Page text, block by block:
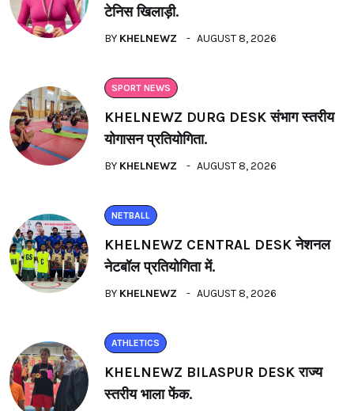
टेनिस खिलाड़ी.
BY KHELNEWZ AUGUST 8, 2026
SPORT NEWS
KHELNEWZ DURG DESK संभाग स्तरीय
योगासन प्रतियोगिता.
BY KHELNEWZ AUGUST 8, 2026
NETBALL
KHELNEWZ CENTRAL DESK नेशनल
नेटबॉल प्रतियोगिता में.
BY KHELNEWZ AUGUST 8, 2026
ATHLETICS
KHELNEWZ BILASPUR DESK राज्य
स्तरीय भाला फेंक.